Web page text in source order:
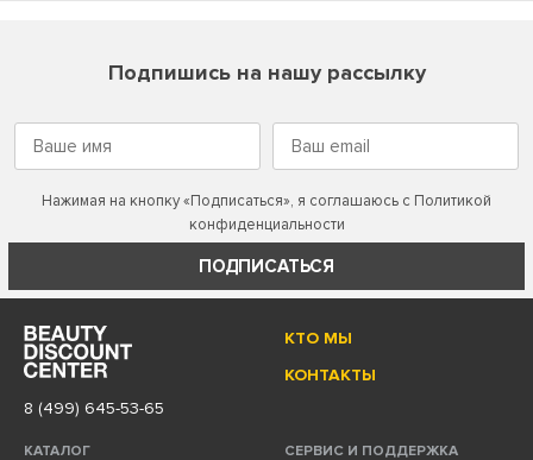
Подпишись на нашу рассылку
Нажимая на кнопку «Подписаться», я соглашаюсь с Политикой
конфиденциальности
ПОДПИСАТЬСЯ
КТО МЫ
КОНТАКТЫ
8 (499) 645-53-65
КАТАЛОГ СЕРВИС И ПОДДЕРЖКА